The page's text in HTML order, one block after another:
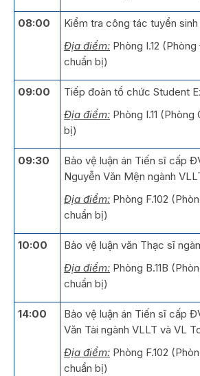
08:00
Kiểm tra công tác tuyển
Địa điểm: Phòng I.12
chuẩn bị)
09:00
Tiếp đoàn tổ chức Student
Địa điểm: Phòng I.11
bị)
09:30
Bảo vệ luận án Tiến sĩ cấp
Nguyễn Văn Mện ngành
Địa điểm: Phòng F.102
chuẩn bị)
10:00
Bảo vệ luận văn Thạc sĩ
Địa điểm: Phòng B.11B
chuẩn bị)
14:00
Bảo vệ luận án Tiến sĩ cấp
Văn Tài ngành VLLT và VL
Địa điểm: Phòng F.102
chuẩn bị)